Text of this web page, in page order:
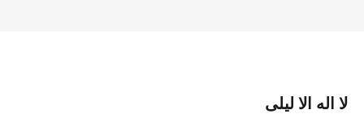
لا اله الا لیلی